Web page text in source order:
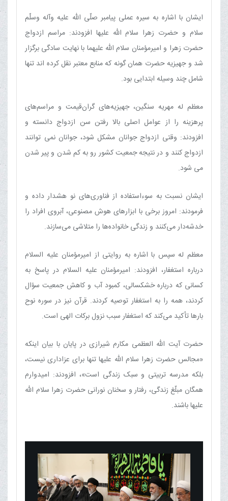
ایشان با اشاره به سیره عملی پیامبر صلّی الله علیه وآله وسلّم
سلام و حضرت زهرا سلام الله علیها افزودند: مراسم ازدواج
حضرت زهرا و امیرمؤمنان سلام الله علیهما با نهایت سادگی برگزار
شد و جهیزیه حضرت همان گونه که منابع معتبر نقل کرده اند تنها
شامل چند وسیله ابتدایی بود.
معظم له مهریه سنگین، جهیزیه‌های گران‌قیمت و مراسم‌های
پرهزینه را از عوامل اصلی بالا رفتن سن ازدواج دانسته و
افزودند: وقتی ازدواج جوانان مشکل شود، جوانان نمی توانند
ازدواج کنند و در نتیجه جمعیت کشور رو به کم شدن و پیر شدن
می شود.
ایشان نسبت به سوءاستفاده از فناوری‌های نو هشدار داده و
فرمودند: امروز برخی با ابزارهای هوش مصنوعی، آبروی افراد را
خدشه‌دار می‌کنند و زندگی خانواده‌ها را متلاشی می‌سازند.
معظم له سپس با اشاره به روایتی از امیرمؤمنان علیه السلام
درباره استغفار، افزودند: امیرمؤمنان علیه السلام در پاسخ به
کسانی که درباره خشکسالی، کمبود آب و کاهش جمعیت سؤال
کردند، همه را به استغفار توصیه کردند. قرآن نیز در سوره نوح
بارها تأکید می‌کند که استغفار سبب نزول برکات الهی است.
حضرت آیت الله العظمی مکارم شیرازی در پایان با بیان اینکه
«مجالس حضرت زهرا سلام الله علیها تنها برای عزاداری نیست،
بلکه مدرسه تربیتی و سبک زندگی است»، افزودند: امیدوارم
همگان مبلّغ زندگی، رفتار و سخنان نورانی حضرت زهرا سلام الله
علیها باشند.